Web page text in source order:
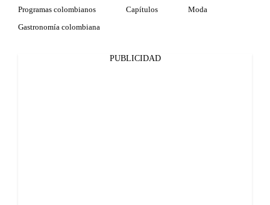
Programas colombianos Capítulos
Moda
Gastronomía colombiana
PUBLICIDAD